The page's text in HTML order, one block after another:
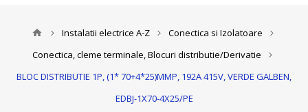
Instalatii electrice A-Z
Conectica si Izolatoare
Conectica, cleme terminale, Blocuri distributie/Derivatie
BLOC DISTRIBUTIE 1P, (1* 70+4*25)MMP, 192A 415V, VERDE GALBEN,
EDBJ-1X70-4X25/PE